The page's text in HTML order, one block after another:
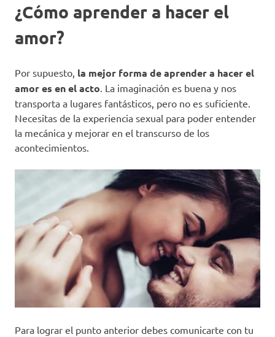
¿Cómo aprender a hacer el
amor?
Por supuesto, la mejor forma de aprender a hacer el
amor es en el acto. La imaginación es buena y nos
transporta a lugares fantásticos, pero no es suficiente.
Necesitas de la experiencia sexual para poder entender
la mecánica y mejorar en el transcurso de los
acontecimientos.
Para lograr el punto anterior debes comunicarte con tu